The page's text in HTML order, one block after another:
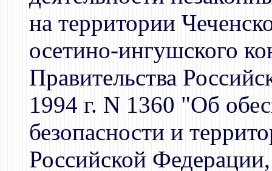
на территории
осетино-ингушского
Правительства
1994 г. N 1360 "Об
безопасности и
Российской